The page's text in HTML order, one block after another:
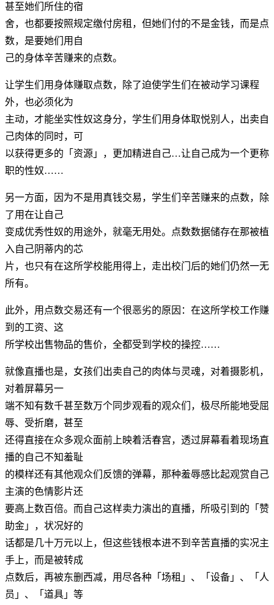
甚至她们所住的宿
舍，也都要按照规定缴付房租，但她们付的不是金钱，而是点
数，是要她们用自
己的身体辛苦赚来的点数。
让学生们用身体赚取点数，除了迫使学生们在被动学习课程
外，也必须化为
主动，才能坐实性奴这身分，学生们用身体取悦别人，出卖自
己肉体的同时，可
以获得更多的「资源」，更加精进自己…让自己成为一个更称
职的性奴……
另一方面，因为不是用真钱交易，学生们辛苦赚来的点数，除
了用在让自己
变成优秀性奴的用途外，就毫无用处。点数数据储存在那被植
入自己阴蒂内的芯
片，也只有在这所学校能用得上，走出校门后的她们仍然一无
所有。
此外，用点数交易还有一个很恶劣的原因：在这所学校工作赚
到的工资、这
所学校出售物品的售价，全都受到学校的操控……
就像直播也是，女孩们出卖自己的肉体与灵魂，对着摄影机，
对着屏幕另一
端不知有数千甚至数万个同步观看的观众们，极尽所能地受屈
辱、受折磨，甚至
还得直接在众多观众面前上映着活春宫，透过屏幕看着现场直
播的自己不知羞耻
的模样还有其他观众们反馈的弹幕，那种羞辱感比起观赏自己
主演的色情影片还
要高上数百倍。而自己这样卖力演出的直播，所吸引到的「赞
助金」，状况好的
话都是几十万元以上，但这些钱根本进不到辛苦直播的实况主
手上，而是被转成
点数后，再被东删西减，用尽各种「场租」、「设备」、「人
员」、「道具」等